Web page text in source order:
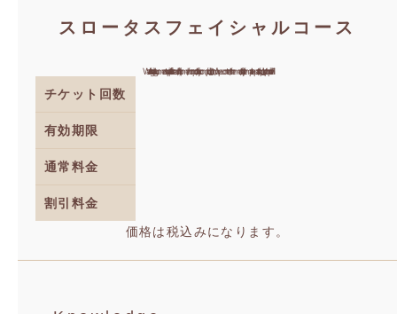
スロータスフェイシャルコース
Warning: Invalid argument supplied for foreach() in/home/hornpro/hita-ju.com/public_html/wp-content/themes/hita-ju/template-parts/loop_ticket.phpon line71
チケット回数
有効期限
通常料金
割引料金
価格は税込みになります。